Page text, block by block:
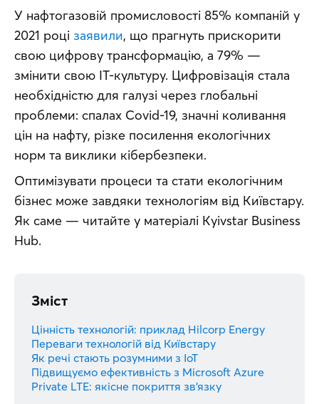
У нафтогазовій промисловості 85% компаній у
2021 році заявили, що прагнуть прискорити
свою цифрову трансформацію, а 79% —
змінити свою ІТ-культуру. Цифровізація стала
необхідністю для галузі через глобальні
проблеми: спалах Covid-19, значні коливання
цін на нафту, різке посилення екологічних
норм та виклики кібербезпеки.
Оптимізувати процеси та стати екологічним
бізнес може завдяки технологіям від Київстару.
Як саме — читайте у матеріалі Kyivstar Business
Hub.
Зміст
Цінність технологій: приклад Hilcorp Energy
Переваги технологій від Київстару
Як речі стають розумними з IoT
Підвищуємо ефективність з Microsoft Azure
Private LTE: якісне покриття зв’язку